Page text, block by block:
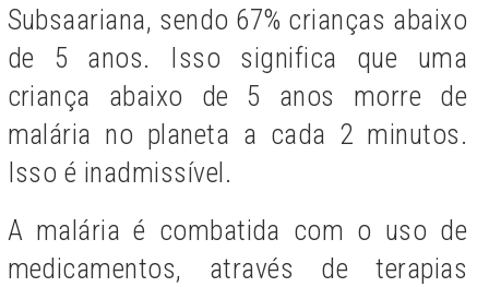
Subsaariana, sendo 67% crianças abaixo
de 5 anos. Isso significa que uma
criança abaixo de 5 anos morre de
malária no planeta a cada 2 minutos.
Isso é inadmissível.
A malária é combatida com o uso de
medicamentos, através de terapias